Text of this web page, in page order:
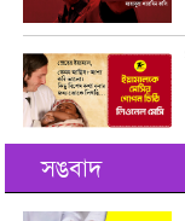
সঙবাদ